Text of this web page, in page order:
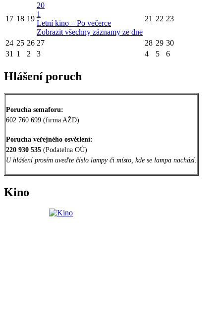
17 18 19
20
1
Letní kino – Po večerce
Zobrazit všechny záznamy ze dne
21 22 23
24 25 26 27 28 29 30
31 1 2 3 4 5 6
Hlášení poruch
Porucha semaforu:
602 760 699 (firma AŽD)
Porucha veřejného osvětlení:
220 930 535 (Podatelna OÚ)
U hlášení prosím uveďte číslo lampy či místo, kde se lampa nachází.
Kino